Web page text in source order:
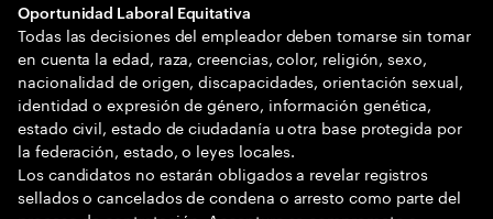
Oportunidad Laboral Equitativa
Todas las decisiones del empleador deben tomarse sin tomar
en cuenta la edad, raza, creencias, color, religión, sexo,
nacionalidad de origen, discapacidades, orientación sexual,
identidad o expresión de género, información genética,
estado civil, estado de ciudadanía u otra base protegida por
la federación, estado, o leyes locales.
Los candidatos no estarán obligados a revelar registros
sellados o cancelados de condena o arresto como parte del